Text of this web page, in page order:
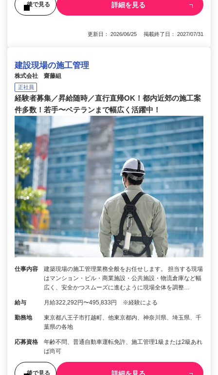
後で見る 詳細を見る
更新日： 2026/06/25 掲載終了日： 2027/07/31
建設現場の施工管理
株式会社 齋藤組
正社員
経験者募集／昇給随時／直行直帰OK！都内近郊の施工案
件多数！若手〜ベテランまで幅広く活躍中！
仕事内容
建築現場の施工管理業務全般をお任せします。 担当する現場
はマンション・ビル・商業施設・公共施設・物流倉庫など幅
広く、安全かつスムーズに進むように現場全体を調整…
給与 月給322,292円〜495,833円 ※経験による
勤務地
東京都八王子市打越町、他東京都内、神奈川県、埼玉県、千
葉県の各地
応募資格
年齢不問、普通自動車運転免許、施工管理1級または2級あれ
ば尚可
後で見る